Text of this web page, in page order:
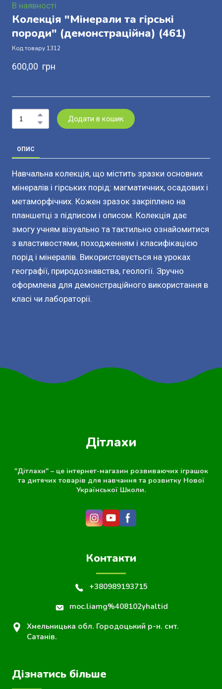
В наявності
Колекція "Мінерали та гірські
породи" (демонстраційна) (461)
Код товару 1312
600,00  грн
Додати в кошик
ОПИС
Навчальна колекція, що містить зразки основних
мінералів і гірських порід: магматичних, осадових і
метаморфічних. Кожен зразок закріплено на
планшетці з підписом і описом. Колекція дає
змогу учням візуально та тактильно ознайомитися
з властивостями, походженням і класифікацією
порід і мінералів. Використовується на уроках
географії, природознавства, геології. Зручно
оформлена для демонстраційного використання в
класі чи лабораторії.
Дітлахи
"Дітлахи" – це інтернет-магазин розвиваючих іграшок
та дитячих товарів для навчання та розвитку Нової
Української Школи.
Контакти
+380989193715
moc.liamg%408102yhaltid
Хмельницька обл. Городоцький р-н. смт.
Сатанів.
Дізнатись більше